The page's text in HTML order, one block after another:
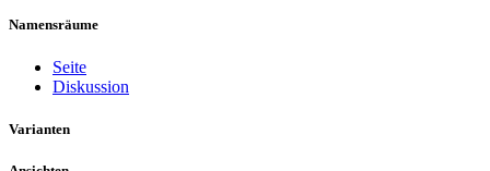
Namensräume
Seite
Diskussion
Varianten